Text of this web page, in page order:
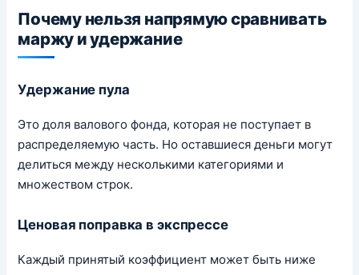
Почему нельзя напрямую сравнивать
маржу и удержание
Удержание пула
Это доля валового фонда, которая не поступает в
распределяемую часть. Но оставшиеся деньги могут
делиться между несколькими категориями и
множеством строк.
Ценовая поправка в экспрессе
Каждый принятый коэффициент может быть ниже